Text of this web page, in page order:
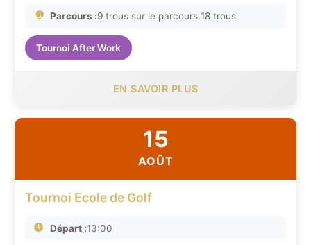
Parcours :9 trous sur le parcours 18 trous
Tournoi After Work
EN SAVOIR PLUS
15
AOÛT
Tournoi Ecole de Golf
Départ :13:00